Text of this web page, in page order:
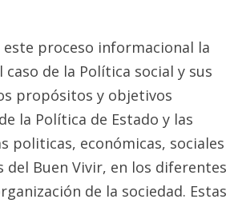
este proceso informacional la
de la Política social y sus
propósitos y objetivos
la Política de Estado y las
politicas, económicas, sociales
del Buen Vivir, en los diferentes
de la sociedad. Estas